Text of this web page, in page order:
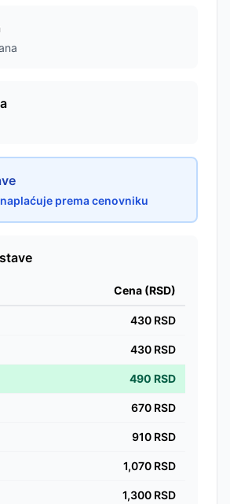
prema cenovniku
Cena (RSD)
430 RSD
430 RSD
490 RSD
670 RSD
910 RSD
1,070 RSD
1,300 RSD